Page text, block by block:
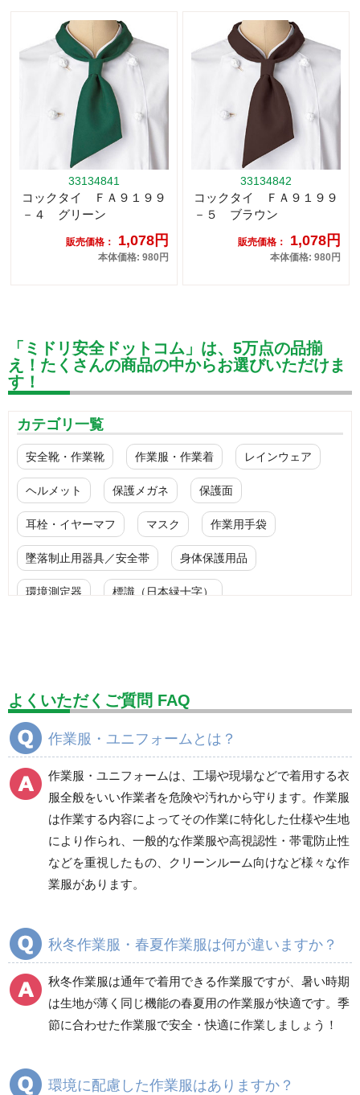
33134841
コックタイ ＦＡ９１９９
－４ グリーン
販売価格： 1,078円
本体価格: 980円
33134842
コックタイ ＦＡ９１９９
－５ ブラウン
販売価格： 1,078円
本体価格: 980円
「ミドリ安全ドットコム」は、5万点の品揃
え！たくさんの商品の中からお選びいただけま
す！
カテゴリ一覧
安全靴・作業靴 作業服・作業着 レインウェア
ヘルメット 保護メガネ 保護面
耳栓・イヤーマフ マスク 作業用手袋
墜落制止用器具／安全帯 身体保護用品
環境測定器 標識（日本緑十字）
設備用品・作業補助用品 工事作業用品
分煙対策機器
電気保守用品 ワイパー クリーンルーム対策用品
防災グッズ（防災セット） 救急医療品
健康管理器具 季節商品 ウイルス対策用品
商品カテゴリ一覧
秋冬長袖
食品産業用長袖
食品産業用半袖
秋冬長袖
よくいただくご質問 FAQ
作業服・ユニフォームとは？
作業服・ユニフォームは、工場や現場などで着用する衣
服全般をいい作業者を危険や汚れから守ります。作業服
は作業する内容によってその作業に特化した仕様や生地
により作られ、一般的な作業服や高視認性・帯電防止性
などを重視したもの、クリーンルーム向けなど様々な作
業服があります。
秋冬作業服・春夏作業服は何が違いますか？
秋冬作業服は通年で着用できる作業服ですが、暑い時期
は生地が薄く同じ機能の春夏用の作業服が快適です。季
節に合わせた作業服で安全・快適に作業しましょう！
環境に配慮した作業服はありますか？